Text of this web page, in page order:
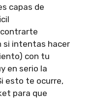
capas de
si intentas hacer
con tu
en serio la
esto te ocurre,
para que